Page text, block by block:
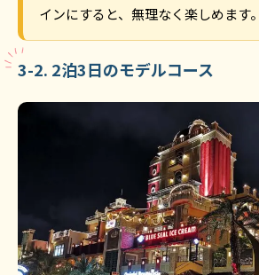
インにすると、無理なく楽しめます。
3-2. 2泊3日のモデルコース